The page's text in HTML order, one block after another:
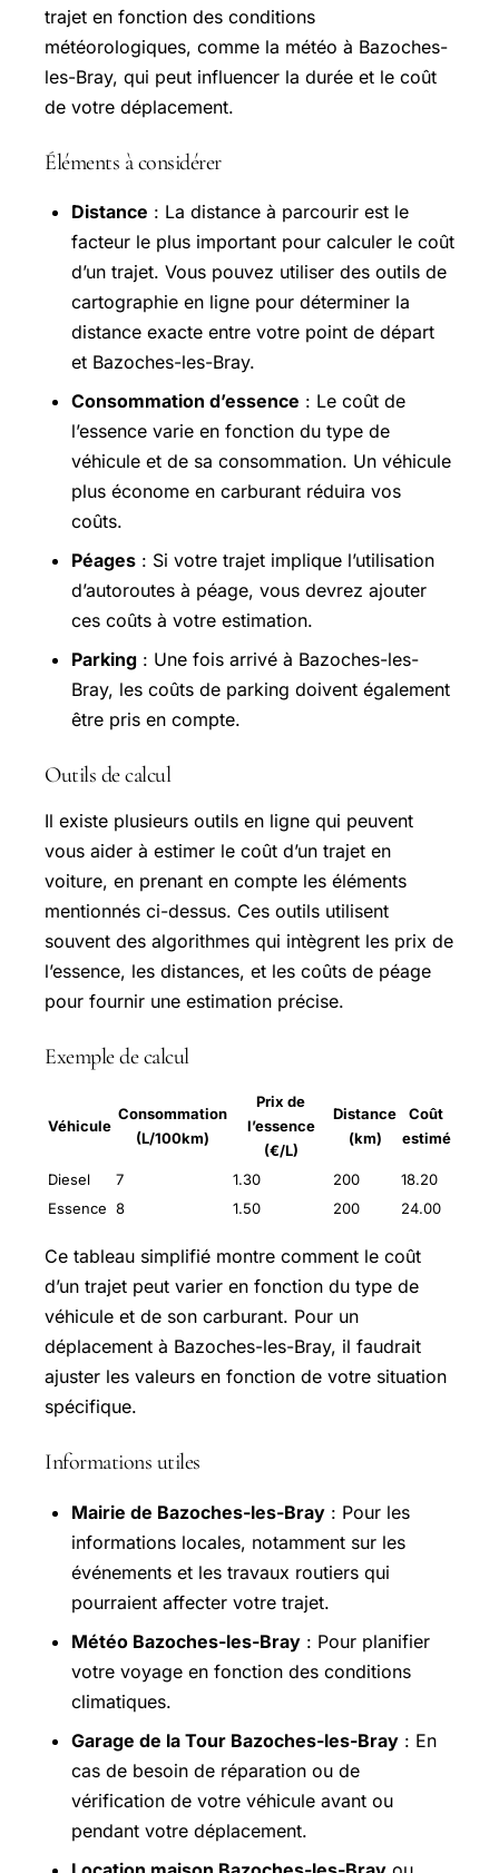
trajet en fonction des conditions
météorologiques, comme la météo à Bazoches-
les-Bray, qui peut influencer la durée et le coût
de votre déplacement.
Éléments à considérer
Distance : La distance à parcourir est le
facteur le plus important pour calculer le coût
d’un trajet. Vous pouvez utiliser des outils de
cartographie en ligne pour déterminer la
distance exacte entre votre point de départ
et Bazoches-les-Bray.
Consommation d’essence : Le coût de
l’essence varie en fonction du type de
véhicule et de sa consommation. Un véhicule
plus économe en carburant réduira vos
coûts.
Péages : Si votre trajet implique l’utilisation
d’autoroutes à péage, vous devrez ajouter
ces coûts à votre estimation.
Parking : Une fois arrivé à Bazoches-les-
Bray, les coûts de parking doivent également
être pris en compte.
Outils de calcul
Il existe plusieurs outils en ligne qui peuvent
vous aider à estimer le coût d’un trajet en
voiture, en prenant en compte les éléments
mentionnés ci-dessus. Ces outils utilisent
souvent des algorithmes qui intègrent les prix de
l’essence, les distances, et les coûts de péage
pour fournir une estimation précise.
Exemple de calcul
Véhicule
Consommation
(L/100km)
Prix de
l’essence
(€/L)
Distance
(km)
Coût
estimé
Diesel 7 1.30 200
18.20
Essence 8 1.50 200 24.00
Ce tableau simplifié montre comment le coût
d’un trajet peut varier en fonction du type de
véhicule et de son carburant. Pour un
déplacement à Bazoches-les-Bray, il faudrait
ajuster les valeurs en fonction de votre situation
spécifique.
Informations utiles
Mairie de Bazoches-les-Bray : Pour les
informations locales, notamment sur les
événements et les travaux routiers qui
pourraient affecter votre trajet.
Météo Bazoches-les-Bray : Pour planifier
votre voyage en fonction des conditions
climatiques.
Garage de la Tour Bazoches-les-Bray : En
cas de besoin de réparation ou de
vérification de votre véhicule avant ou
pendant votre déplacement.